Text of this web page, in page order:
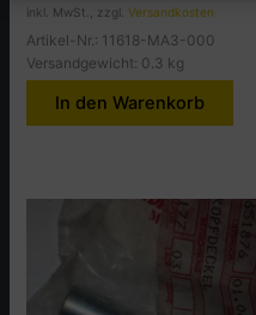
inkl. MwSt., zzgl.Versandkosten
Artikel-Nr.: 11618-MA3-000
Versandgewicht: 0.3 kg
In den Warenkorb